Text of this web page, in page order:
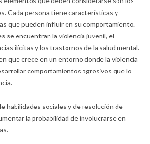
Cada persona tiene características y
que pueden influir en su comportamiento.
se encuentran la violencia juvenil, el
ilícitas y los trastornos de la salud mental.
que crece en un entorno donde la violencia
comportamientos agresivos que lo
habilidades sociales y de resolución de
la probabilidad de involucrarse en